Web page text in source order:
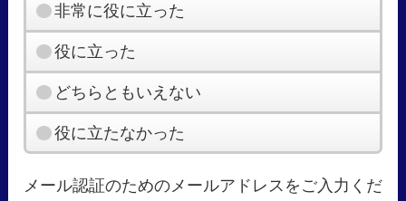
非常に役に立った
役に立った
どちらともいえない
役に立たなかった
メール認証のためのメールアドレスをご入力くだ